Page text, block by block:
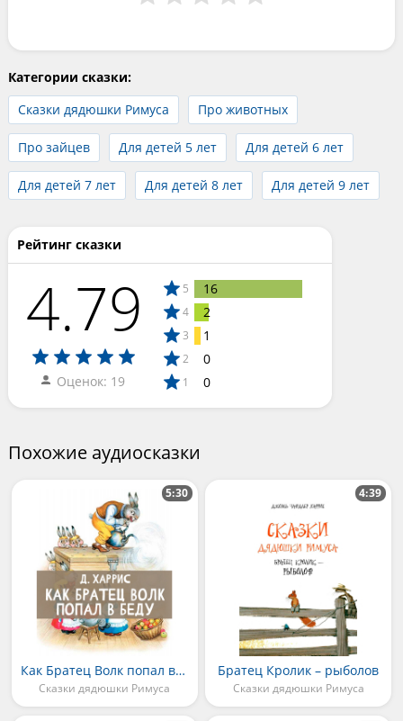
Категории сказки:
Сказки дядюшки Римуса
Про животных
Про зайцев Для детей 5 лет Для детей 6 лет
Для детей 7 лет Для детей 8 лет Для детей 9 лет
Рейтинг сказки
4.79
Оценок: 19
5 16
4 2
3 1
2 0
1 0
Похожие аудиосказки
Как Братец Волк попал в беду
Сказки дядюшки Римуса
5:30
Братец Кролик – рыболов
Сказки дядюшки Римуса
4:39